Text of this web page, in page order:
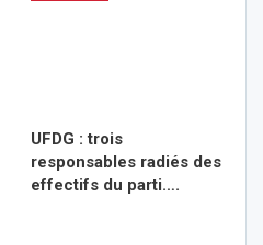
UFDG : trois
responsables radiés des
effectifs du parti….